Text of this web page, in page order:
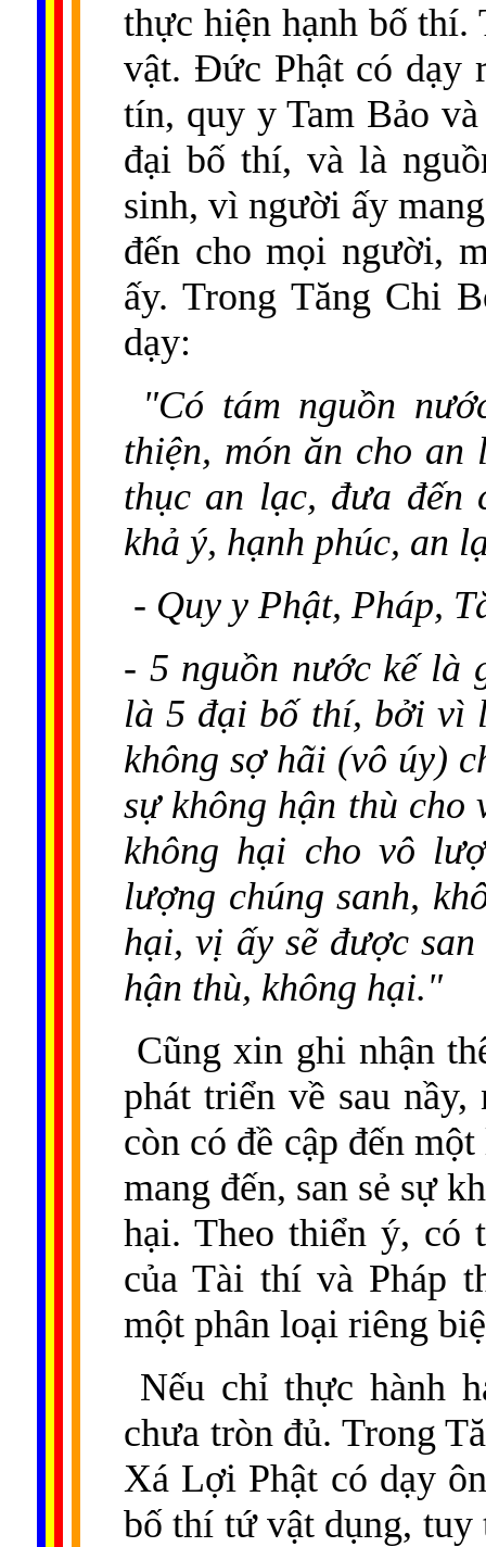
thực hiện hạnh bố
vật. Đức Phật có dạy
tín, quy y Tam Bảo
đại bố thí, và là
sinh, vì người ấy
đến cho mọi người,
ấy. Trong Tăng Chi
dạy:
"Có tám nguồn
thiện, món ăn cho an
thục an lạc, đưa đến
khả ý, hạnh phúc, an
- Quy y Phật, Pháp,
- 5 nguồn nước kế là
là 5 đại bố thí, bởi vì
không sợ hãi (vô úy)
sự không hận thù cho
không hại cho vô
lượng chúng sanh,
hại, vị ấy sẽ được
hận thù, không hại."
Cũng xin ghi nhận
phát triển về sau
còn có đề cập đến
mang đến, san sẻ sự
hại. Theo thiển ý, có
của Tài thí và Pháp
một phân loại riêng
Nếu chỉ thực hành
chưa tròn đủ. Trong
Xá Lợi Phật có dạy
bố thí tứ vật dụng, tuy